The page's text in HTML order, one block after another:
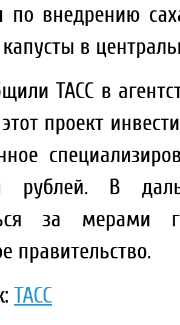
по внедрению
в
ТАСС в
проект
В
за мерами
правительство.
ТАСС